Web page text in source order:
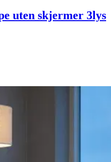
uten skjermer 3lys